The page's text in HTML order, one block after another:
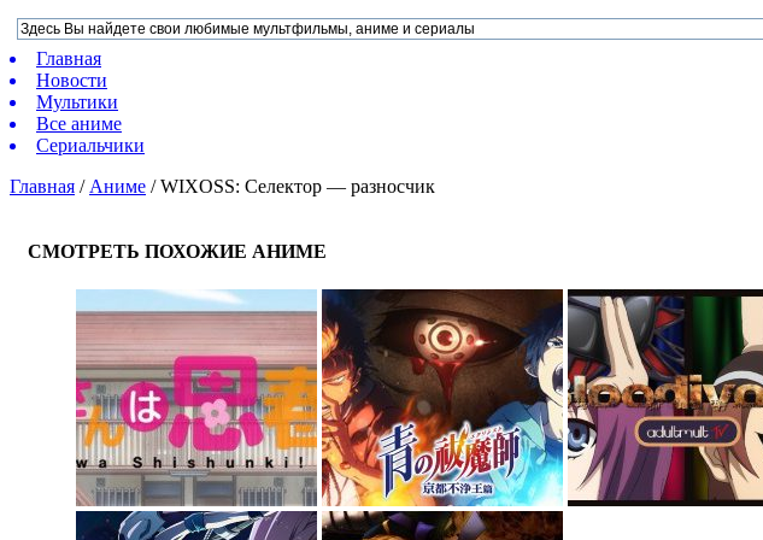
Главная
Новости
Мультики
Все аниме
Сериальчики
Главная / Аниме /WIXOSS: Селектор — разносчик
СМОТРЕТЬ ПОХОЖИЕ АНИМЕ